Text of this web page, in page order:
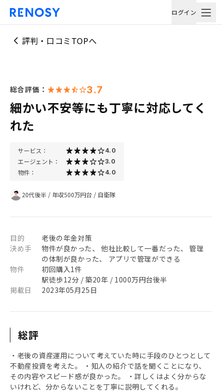
ログイン
評判・口コミTOPへ
総合評価： 3.7
細かい不安等にも丁寧に対応してく
れた
サービス： 4.0
エージェント： 3.0
物件： 4.0
20代後半 / 年収500万円台 / 自衛隊
目的
老後の年金対策
決め手
物件が良かった、 他社比較して一番だった、 管理
の体制が良かった、 アプリで管理ができる
物件
初回購入1件
駅徒歩12分 / 築20年 / 1000万円台後半
掲載日
2023年05月25日
総評
・老後の資産運用について考えていた時に手段のひとつとして
不動産投資を考えた。 ・知人の紹介で話を聞くことになり、
その内容やスピード感が良かった。 ・詳しくはよく分からな
いけれど、分からないことを丁寧に説明してくれる。